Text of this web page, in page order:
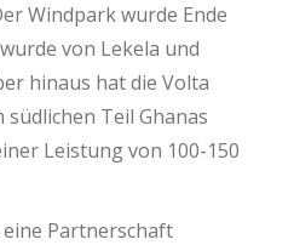
Windpark wurde Ende
von Lekela und
hinaus hat die Volta
südlichen Teil Ghanas
Leistung von 100-150
Partnerschaft